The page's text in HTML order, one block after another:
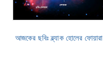
আজকের ছবিঃ ব্ল্যাক হোলের ফোয়ারা